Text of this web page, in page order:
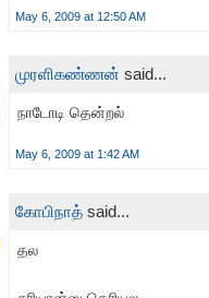
May 6, 2009 at 12:50 AM
முரளிகண்ணன் said...
நாடோடி தென்றல்
May 6, 2009 at 1:42 AM
கோபிநாத் said...
தல